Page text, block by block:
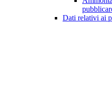
Dati relativi ai